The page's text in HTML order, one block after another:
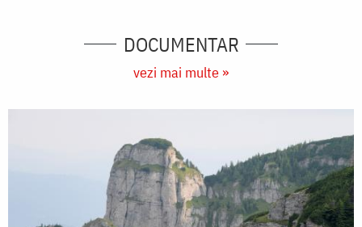
DOCUMENTAR
vezi mai multe »